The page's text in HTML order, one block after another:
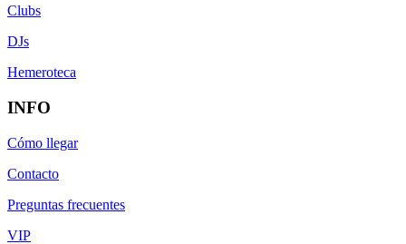
Clubs
DJs
Hemeroteca
INFO
Cómo llegar
Contacto
Preguntas frecuentes
VIP